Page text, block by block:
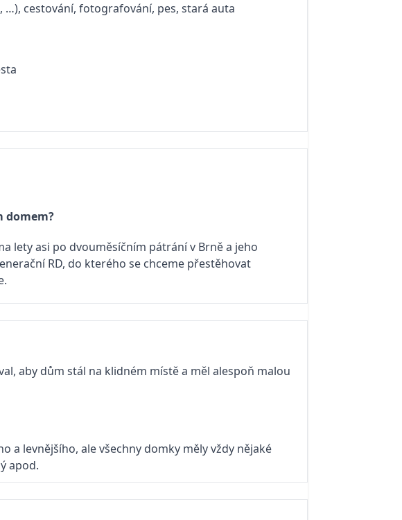
cestování, fotografování, pes, stará auta
domem?
lety asi po dvouměsíčním pátrání v Brně a jeho
RD, do kterého se chceme přestěhovat
aby dům stál na klidném místě a měl alespoň malou
a levnějšího, ale všechny domky měly vždy nějaké
apod.